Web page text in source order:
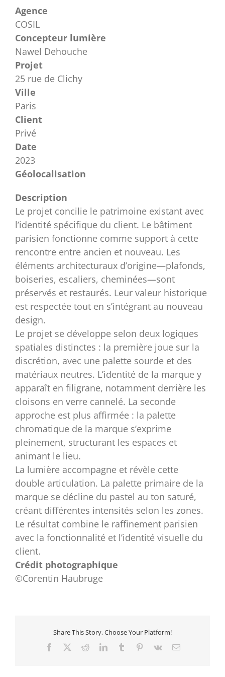
Agence
COSIL
Concepteur lumière
Nawel Dehouche
Projet
25 rue de Clichy
Ville
Paris
Client
Privé
Date
2023
Géolocalisation
Description
Le projet concilie le patrimoine existant avec
l’identité spécifique du client. Le bâtiment
parisien fonctionne comme support à cette
rencontre entre ancien et nouveau. Les
éléments architecturaux d’origine—plafonds,
boiseries, escaliers, cheminées—sont
préservés et restaurés. Leur valeur historique
est respectée tout en s’intégrant au nouveau
design.
Le projet se développe selon deux logiques
spatiales distinctes : la première joue sur la
discrétion, avec une palette sourde et des
matériaux neutres. L’identité de la marque y
apparaît en filigrane, notamment derrière les
cloisons en verre cannelé. La seconde
approche est plus affirmée : la palette
chromatique de la marque s’exprime
pleinement, structurant les espaces et
animant le lieu.
La lumière accompagne et révèle cette
double articulation. La palette primaire de la
marque se décline du pastel au ton saturé,
créant différentes intensités selon les zones.
Le résultat combine le raffinement parisien
avec la fonctionnalité et l’identité visuelle du
client.
Crédit photographique
©Corentin Haubruge
Share This Story, Choose Your Platform!
Facebook RedditLinkedInTumblr Pinterest
Vk Email